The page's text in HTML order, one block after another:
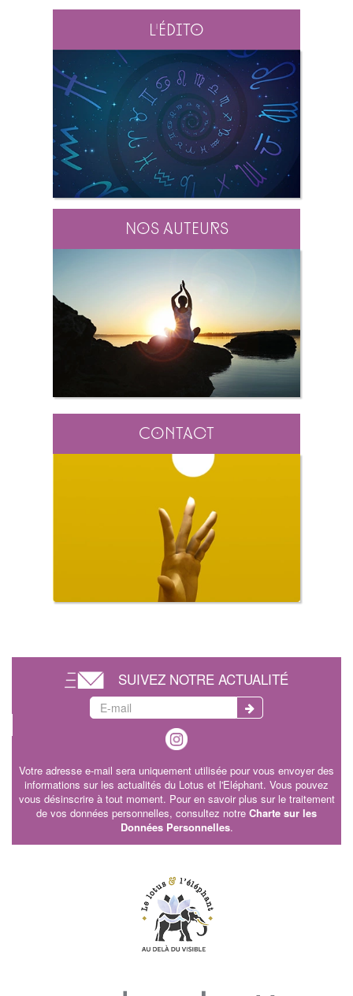
L'édito
Nos auteurs
Contact
SUIVEZ NOTRE ACTUALITÉ
Votre adresse e-mail sera uniquement utilisée pour vous envoyer des
informations sur les actualités du Lotus et l'Eléphant. Vous pouvez
vous désinscrire à tout moment. Pour en savoir plus sur le traitement
de vos données personnelles, consultez notre Charte sur les
Données Personnelles.